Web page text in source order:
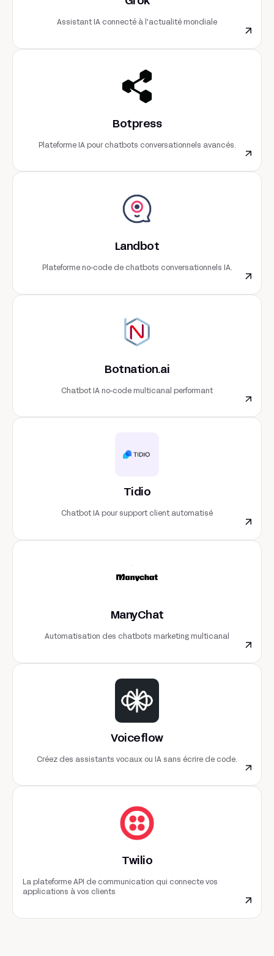
Assistant IA connecté à l'actualité mondiale
Botpress
Plateforme IA pour chatbots conversationnels avancés.
Landbot
Plateforme no-code de chatbots conversationnels IA.
Botnation.ai
Chatbot IA no-code multicanal performant
Tidio
Chatbot IA pour support client automatisé
ManyChat
Automatisation des chatbots marketing multicanal
Voiceflow
Créez des assistants vocaux ou IA sans écrire de code.
Twilio
La plateforme API de communication qui connecte vos
applications à vos clients